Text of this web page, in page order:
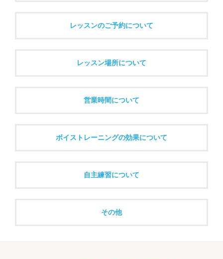
レッスンのご予約について
レッスン場所について
営業時間について
ボイストレーニングの効果について
自主練習について
その他